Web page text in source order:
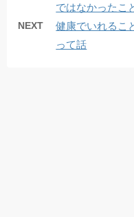
ではなかったこ
NEXT
健康でいれるこ
って話